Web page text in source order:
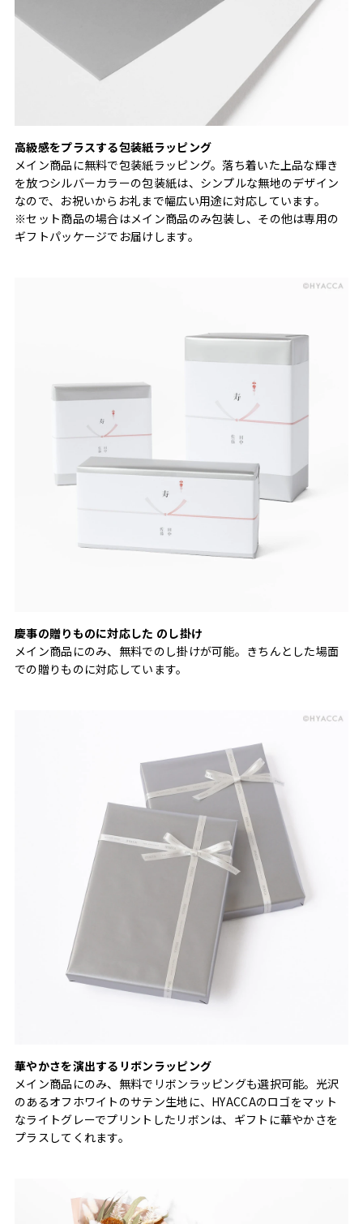
高級感をプラスする包装紙ラッピング
メイン商品に無料で包装紙ラッピング。落ち着いた上品な輝き
を放つシルバーカラーの包装紙は、シンプルな無地のデザイン
なので、お祝いからお礼まで幅広い用途に対応しています。
※セット商品の場合はメイン商品のみ包装し、その他は専用の
ギフトパッケージでお届けします。
慶事の贈りものに対応した のし掛け
メイン商品にのみ、無料でのし掛けが可能。きちんとした場面
での贈りものに対応しています。
華やかさを演出するリボンラッピング
メイン商品にのみ、無料でリボンラッピングも選択可能。光沢
のあるオフホワイトのサテン生地に、HYACCAのロゴをマット
なライトグレーでプリントしたリボンは、ギフトに華やかさを
プラスしてくれます。